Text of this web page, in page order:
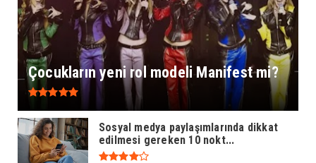
Çocukların yeni rol modeli Manifest mi?
Sosyal medya paylaşımlarında dikkat
edilmesi gereken 10 nokt...